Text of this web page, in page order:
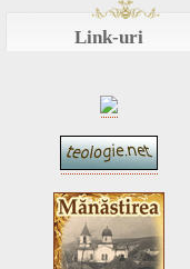
Link-uri